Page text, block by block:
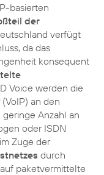
basierten
der
verfügt
da das
konsequent
Voice werden die
an den
Anzahl an
oder ISDN
Zuge der
durch
paketvermittelte